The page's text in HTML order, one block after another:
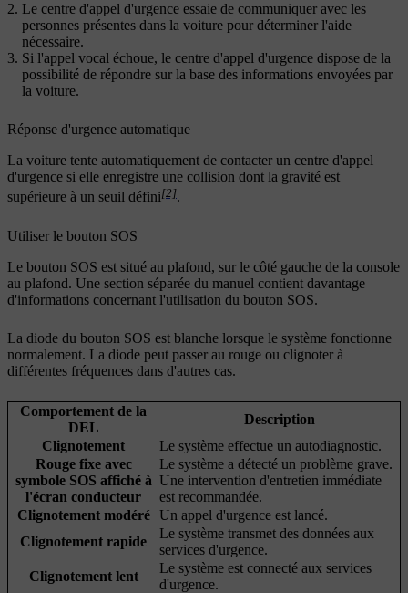
Le centre d'appel d'urgence essaie de communiquer avec les
personnes présentes dans la voiture pour déterminer l'aide
nécessaire.
Si l'appel vocal échoue, le centre d'appel d'urgence dispose de la
possibilité de répondre sur la base des informations envoyées par
la voiture.
Réponse d'urgence automatique
La voiture tente automatiquement de contacter un centre d'appel
d'urgence si elle enregistre une collision dont la gravité est
supérieure à un seuil défini[2].
Utiliser le bouton SOS
Le bouton SOS est situé au plafond, sur le côté gauche de la console
au plafond. Une section séparée du manuel contient davantage
d'informations concernant l'utilisation du bouton SOS.
La diode du bouton SOS est blanche lorsque le système fonctionne
normalement. La diode peut passer au rouge ou clignoter à
différentes fréquences dans d'autres cas.
Comportement de la
DEL
Description
Clignotement
Le système effectue un autodiagnostic.
Rouge fixe avec
symbole SOS affiché à
l'écran conducteur
Le système a détecté un problème grave.
Une intervention d'entretien immédiate
est recommandée.
Clignotement modéré
Un appel d'urgence est lancé.
Clignotement rapide
Le système transmet des données aux
services d'urgence.
Clignotement lent
Le système est connecté aux services
d'urgence.